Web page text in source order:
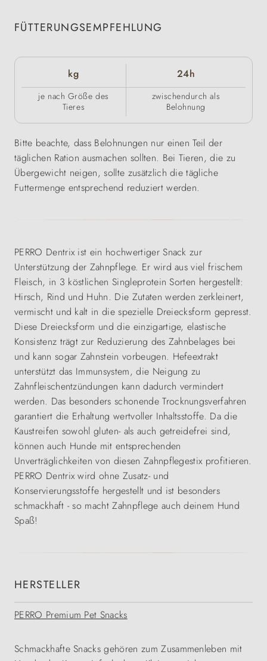
FÜTTERUNGSEMPFEHLUNG
kg 24h
je nach Größe des
Tieres
zwischendurch als
Belohnung
Bitte beachte, dass Belohnungen nur einen Teil der
täglichen Ration ausmachen sollten. Bei Tieren, die zu
Übergewicht neigen, sollte zusätzlich die tägliche
Futtermenge entsprechend reduziert werden.
PERRO Dentrix ist ein hochwertiger Snack zur
Unterstützung der Zahnpflege. Er wird aus viel frischem
Fleisch, in 3 köstlichen Singleprotein Sorten hergestellt:
Hirsch, Rind und Huhn. Die Zutaten werden zerkleinert,
vermischt und kalt in die spezielle Dreiecksform gepresst.
Diese Dreiecksform und die einzigartige, elastische
Konsistenz trägt zur Reduzierung des Zahnbelages bei
und kann sogar Zahnstein vorbeugen. Hefeextrakt
unterstützt das Immunsystem, die Neigung zu
Zahnfleischentzündungen kann dadurch vermindert
werden. Das besonders schonende Trocknungsverfahren
garantiert die Erhaltung wertvoller Inhaltsstoffe. Da die
Kaustreifen sowohl gluten- als auch getreidefrei sind,
können auch Hunde mit entsprechenden
Unverträglichkeiten von diesen Zahnpflegestix profitieren.
PERRO Dentrix wird ohne Zusatz- und
Konservierungsstoffe hergestellt und ist besonders
schmackhaft - so macht Zahnpflege auch deinem Hund
Spaß!
HERSTELLER
PERRO Premium Pet Snacks
Schmackhafte Snacks gehören zum Zusammenleben mit